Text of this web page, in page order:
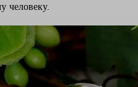
человеку.